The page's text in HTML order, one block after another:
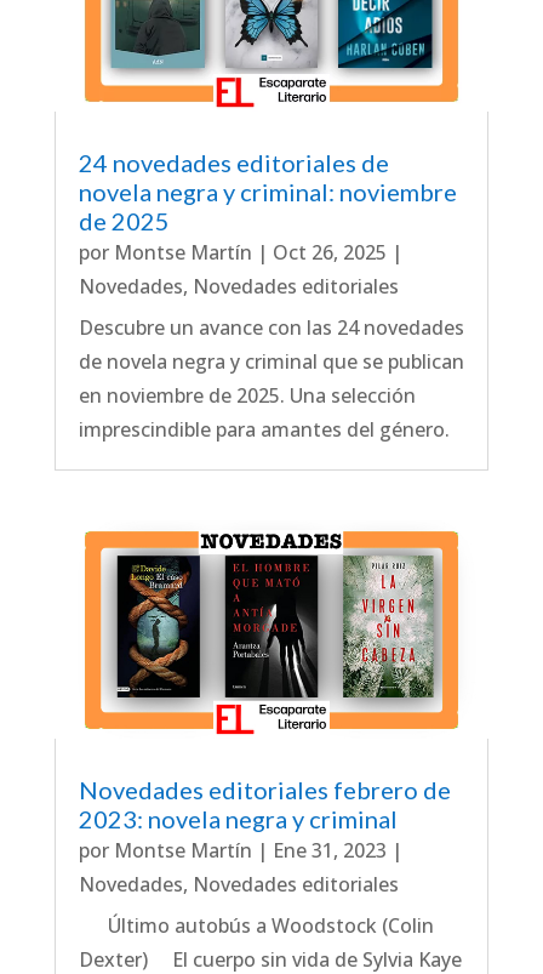
24 novedades editoriales de
novela negra y criminal: noviembre
de 2025
por Montse Martín | Oct 26, 2025 |
Novedades, Novedades editoriales
Descubre un avance con las 24 novedades
de novela negra y criminal que se publican
en noviembre de 2025. Una selección
imprescindible para amantes del género.
Novedades editoriales febrero de
2023: novela negra y criminal
por Montse Martín | Ene 31, 2023 |
Novedades, Novedades editoriales
Último autobús a Woodstock (Colin
Dexter) El cuerpo sin vida de Sylvia Kaye